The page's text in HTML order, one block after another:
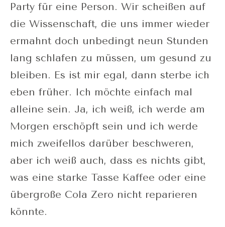
Party für eine Person. Wir scheißen auf
die Wissenschaft, die uns immer wieder
ermahnt doch unbedingt neun Stunden
lang schlafen zu müssen, um gesund zu
bleiben. Es ist mir egal, dann sterbe ich
eben früher. Ich möchte einfach mal
alleine sein. Ja, ich weiß, ich werde am
Morgen erschöpft sein und ich werde
mich zweifellos darüber beschweren,
aber ich weiß auch, dass es nichts gibt,
was eine starke Tasse Kaffee oder eine
übergroße Cola Zero nicht reparieren
könnte.